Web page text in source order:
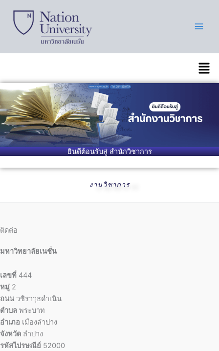
content
เมนู
ยินดีต้อนรับสู่ สำนักวิชาการ
งานวิชาการ
ติดต่อ
มหาวิทยาลัยเนชั่น
เลขที่ 444
หมู่ 2
ถนน วชิราวุธดำเนิน
ตำบล พระบาท
อำเภอ เมืองลำปาง
จังหวัด ลำปาง
รหัสไปรษณีย์ 52000